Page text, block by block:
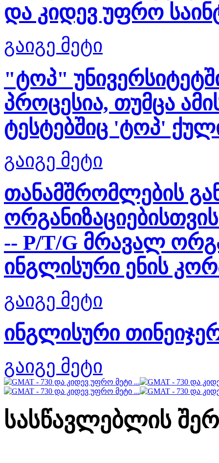
და კიდევ უფრო
გაიგე მეტი
"ტოპ"
პროცესია, თუმცა
ტესტებშიც 'ტოპ'
გაიგე მეტი
თანამშრომლების
-- P/T/G მრავალ
ინგლისური ენის
გაიგე მეტი
ინგლისური
გაიგე მეტი
სასწავლებლის